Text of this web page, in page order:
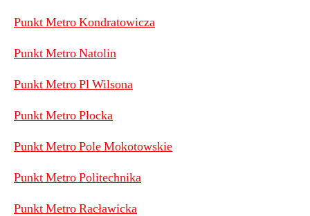
Punkt Metro Kondratowicza
Punkt Metro Natolin
Punkt Metro Pl Wilsona
Punkt Metro Płocka
Punkt Metro Pole Mokotowskie
Punkt Metro Politechnika
Punkt Metro Racławicka